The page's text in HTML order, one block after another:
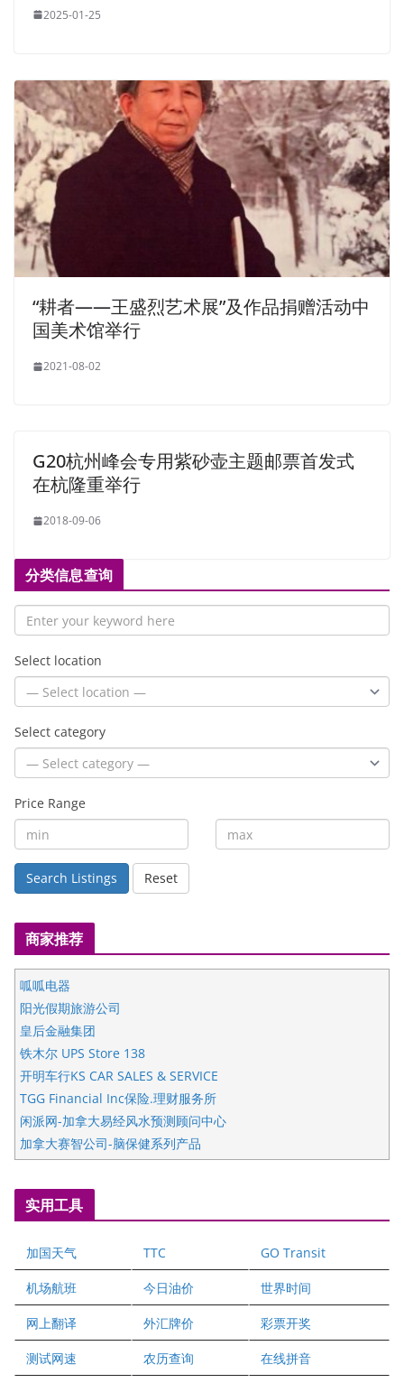
2025-01-25
“耕者——王盛烈艺术展”及作品捐赠活动中
国美术馆举行
2021-08-02
G20杭州峰会专用紫砂壶主题邮票首发式
在杭隆重举行
2018-09-06
分类信息查询
Select location
Select category
Price Range
Search Listings Reset
商家推荐
呱呱电器
阳光假期旅游公司
皇后金融集团
铁木尔 UPS Store 138
开明车行KS CAR SALES & SERVICE
TGG Financial Inc保险.理财服务所
闲派网-加拿大易经风水预测顾问中心
加拿大赛智公司-脑保健系列产品
国际注册执业营养师公会
爱德华连锁酒店万锦分店
健健宝公司
二十一世纪美联地产公司
全球趋势移民留学
盛达资本
实用工具
加国天气 TTC GO Transit
机场航班 今日油价 世界时间
网上翻译 外汇牌价 彩票开奖
测试网速 农历查询 在线拼音